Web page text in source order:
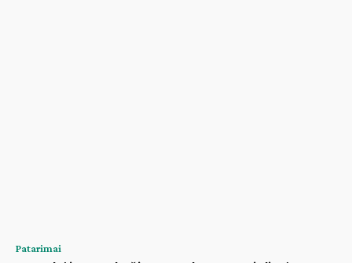
Patarimai